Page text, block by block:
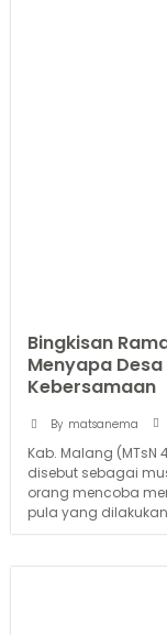
Bingkisan
Menyapa
Kebersamaan
By matsanema
Kab. Malang
disebut sebagai
orang mencoba
pula yang dilakukan